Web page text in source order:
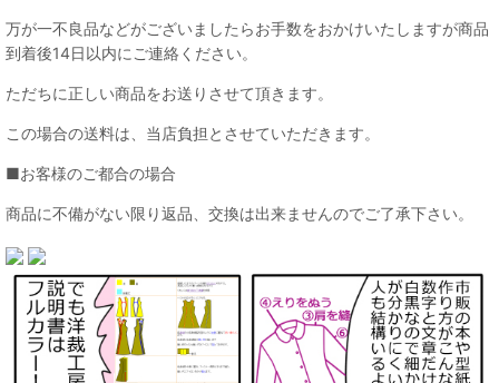
万が一不良品などがございましたらお手数をおかけいたしますが商品
到着後14日以内にご連絡ください。
ただちに正しい商品をお送りさせて頂きます。
この場合の送料は、当店負担とさせていただきます。
■お客様のご都合の場合
商品に不備がない限り返品、交換は出来ませんのでご了承下さい。